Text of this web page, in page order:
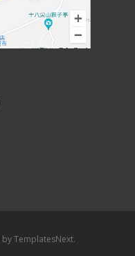
by TemplatesNext.